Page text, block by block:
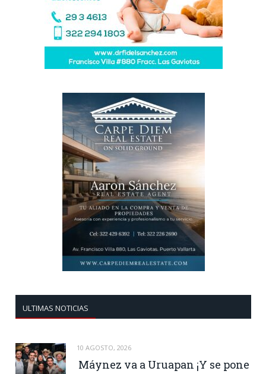
ULTIMAS NOTICIAS
10 AGOSTO, 2026
Máynez va a Uruapan ¡Y se pone